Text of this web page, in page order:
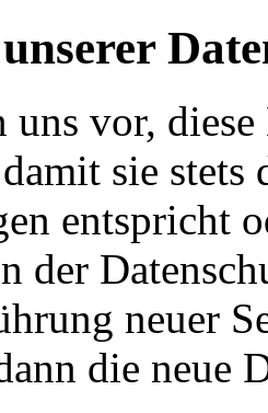
uns vor,
sie
entspricht
der
neuer
die neue